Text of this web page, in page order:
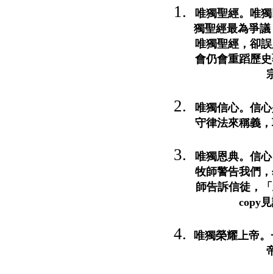
唯獨聖經。唯
獨聖經最為爭
唯獨聖經，卻
會仍會重蹈歷
唯獨信心。信
守律法來稱義
唯獨恩典。信
牧師警告我們
師告訴信徒，
copy
唯獨榮耀上帝